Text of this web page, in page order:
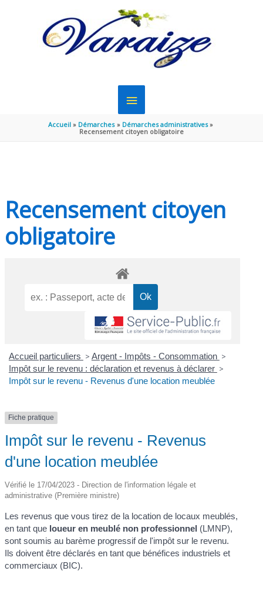
MENU
PRINCIPAL
Accueil Démarches
Démarches administratives
Recensement citoyen obligatoire
Recensement citoyen
obligatoire
Accueil particuliers > Argent - Impôts - Consommation >
Impôt sur le revenu : déclaration et revenus à déclarer >
Impôt sur le revenu - Revenus d'une location meublée
Fiche pratique
Impôt sur le revenu - Revenus
d'une location meublée
Vérifié le 17/04/2023 - Direction de l'information légale et
administrative (Première ministre)
Les revenus que vous tirez de la location de locaux meublés,
en tant que loueur en meublé non professionnel (LMNP),
sont soumis au barème progressif de l'impôt sur le revenu.
Ils doivent être déclarés en tant que bénéfices industriels et
commerciaux (BIC).